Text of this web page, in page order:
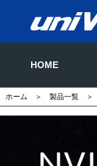
HOME
ホーム ＞ 製品一覧 ＞